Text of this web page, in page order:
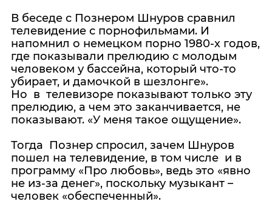
В беседе с Познером Шнуров сравнил
телевидение с порнофильмами. И
напомнил о немецком порно 1980-х годов,
где показывали прелюдию с молодым
человеком у бассейна, который что-то
убирает, и дамочкой в шезлонге».
Но в телевизоре показывают только эту
прелюдию, а чем это заканчивается, не
показывают. «У меня такое ощущение».
Тогда Познер спросил, зачем Шнуров
пошел на телевидение, в том числе и в
программу «Про любовь», ведь это «явно
не из-за денег», поскольку музыкант –
человек «обеспеченный».